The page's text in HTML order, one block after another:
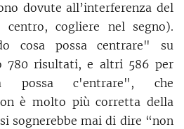
dovute all’interferenza del
cogliere nel segno).
cosa possa centrare" su
780 risultati, e altri 586 per
possa c'entrare", che
è molto più corretta della
sognerebbe mai di dire “non